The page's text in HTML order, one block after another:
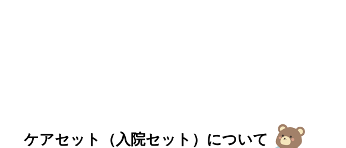
ケアセット（入院セット）について